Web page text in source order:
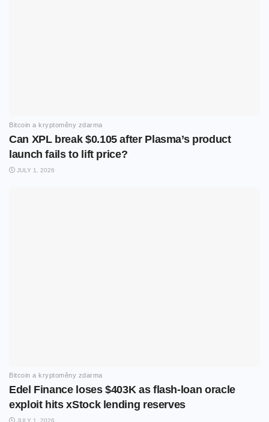
Bitcoin a kryptoměny zdarma
Can XPL break $0.105 after Plasma’s product
launch fails to lift price?
JULY 1, 2026
Bitcoin a kryptoměny zdarma
Edel Finance loses $403K as flash-loan oracle
exploit hits xStock lending reserves
JULY 1, 2026